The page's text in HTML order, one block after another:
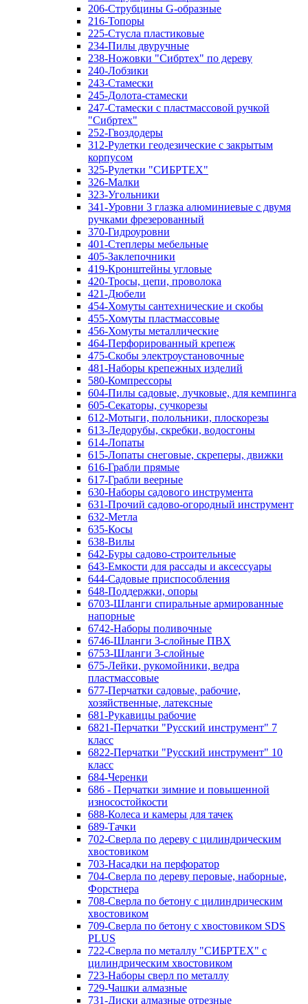
206-Струбцины G-образные
216-Топоры
225-Стусла пластиковые
234-Пилы двуручные
238-Ножовки "Сибртех" по дереву
240-Лобзики
243-Стамески
245-Долота-стамески
247-Стамески с пластмассовой ручкой
"Сибртех"
252-Гвоздодеры
312-Рулетки геодезические с закрытым
корпусом
325-Рулетки "СИБРТЕХ"
326-Малки
323-Угольники
341-Уровни 3 глазка алюминиевые с двумя
ручками фрезерованный
370-Гидроуровни
401-Степлеры мебельные
405-Заклепочники
419-Кронштейны угловые
420-Тросы, цепи, проволока
421-Дюбели
454-Хомуты сантехнические и скобы
455-Хомуты пластмассовые
456-Хомуты металлические
464-Перфорированный крепеж
475-Скобы электроустановочные
481-Наборы крепежных изделий
580-Компрессоры
604-Пилы садовые, лучковые, для кемпинга
605-Секаторы, сучкорезы
612-Мотыги, полольники, плоскорезы
613-Ледорубы, скребки, водосгоны
614-Лопаты
615-Лопаты снеговые, скреперы, движки
616-Грабли прямые
617-Грабли веерные
630-Наборы садового инструмента
631-Прочий садово-огородный инструмент
632-Метла
635-Косы
638-Вилы
642-Буры садово-строительные
643-Емкости для рассады и аксессуары
644-Садовые приспособления
648-Поддержки, опоры
6703-Шланги спиральные армированные
напорные
6742-Наборы поливочные
6746-Шланги 3-слойные ПВХ
6753-Шланги 3-слойные
675-Лейки, рукомойники, ведра
пластмассовые
677-Перчатки садовые, рабочие,
хозяйственные, латексные
681-Рукавицы рабочие
6821-Перчатки "Русский инструмент" 7
класс
6822-Перчатки "Русский инструмент" 10
класс
684-Черенки
686 - Перчатки зимние и повышенной
износостойкости
688-Колеса и камеры для тачек
689-Тачки
702-Сверла по дереву с цилиндрическим
хвостовиком
703-Насадки на перфоратор
704-Сверла по дереву перовые, наборные,
Форстнера
708-Сверла по бетону с цилиндрическим
хвостовиком
709-Сверла по бетону с хвостовиком SDS
PLUS
722-Сверла по металлу "СИБРТЕХ" с
цилиндрическим хвостовиком
723-Наборы сверл по металлу
729-Чашки алмазные
731-Диски алмазные отрезные